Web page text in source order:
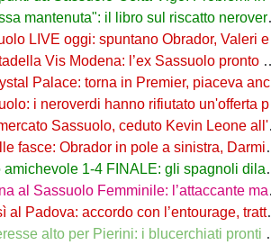
il libro sul riscatto neroverde su Amazon e in libreria
oggi: spuntano Obrador, Valeri e Darmian per la difesa
Modena: l’ex Sassuolo pronto a scendere in Serie D
torna in Premier, piaceva anche al Sassuolo
neroverdi hanno rifiutato un'offerta per Pinamonti
ceduto Kevin Leone all'Arezzo: il comunicato
Obrador in pole a sinistra, Darmian soluzione a destra
1-4 FINALE: gli spagnoli dilagano nel finale
Femminile: l’attaccante maliana a parametro zero dal PSG
accordo con l’entourage, trattativa con il Sassuolo in corso
Pierini: i blucerchiati pronti a riprovarci a fine calciomercato